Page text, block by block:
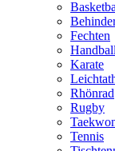
Fechten
Handball
Karate
Rhönrad
Rugby
Tennis